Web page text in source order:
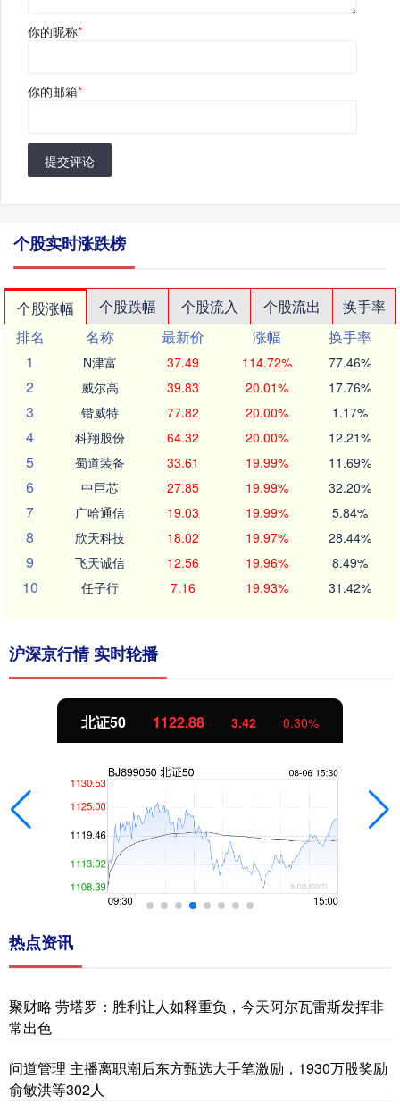
你的昵称*
你的邮箱*
提交评论
个股实时涨跌榜
个股涨幅 个股跌幅 个股流入 个股流出
换手率
排名
名称 最新价 涨幅
换手率
1
N津富 37.49 114.72% 77.46%
2 威尔高 39.83 20.01% 17.76%
3 锴威特 77.82 20.00% 1.17%
4 科翔股份 64.32 20.00% 12.21%
5 蜀道装备 33.61 19.99% 11.69%
6 中巨芯 27.85 19.99% 32.20%
7 广哈通信 19.03 19.99% 5.84%
8 欣天科技 18.02 19.97% 28.44%
9 飞天诚信 12.56 19.96% 8.49%
10 任子行 7.16 19.93% 31.42%
沪深京行情 实时轮播
北证50 1122.88 3.42 0.30%
热点资讯
聚财略 劳塔罗：胜利让人如释重负，今天阿尔瓦雷斯发挥非
常出色
问道管理 主播离职潮后东方甄选大手笔激励，1930万股奖励
俞敏洪等302人